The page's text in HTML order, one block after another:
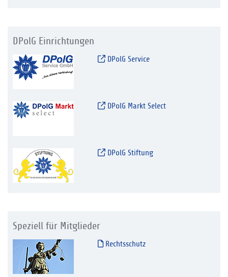
DPolG Einrichtungen
DPolG Service
DPolG Markt Select
DPolG Stiftung
Speziell für Mitglieder
Rechtsschutz